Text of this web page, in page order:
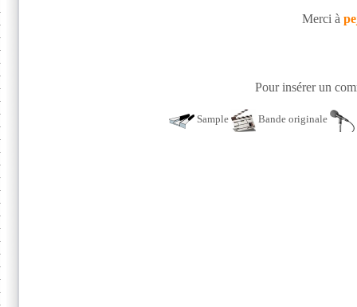
Merci à
Pour insérer un
Sample Bande originale